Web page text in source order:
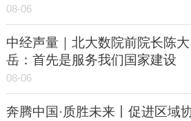
08-06
中经声量｜北大数院前院长陈大
岳：首先是服务我们国家建设
08-06
奔腾中国·质胜未来丨促进区域